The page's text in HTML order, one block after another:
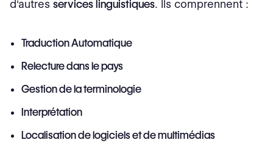
d'autres services linguistiques. Ils comprennent :
Traduction Automatique
Relecture dans le pays
Gestion de la terminologie
Interprétation
Localisation de logiciels et de multimédias